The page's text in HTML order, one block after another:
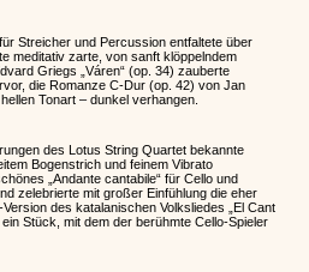
Streicher und Percussion entfaltete über
meditativ zarte, von sanft klöppelndem
Griegs „Váren“ (op. 34) zauberte
die Romanze C-Dur (op. 42) von Jan
Tonart – dunkel verhangen.
des Lotus String Quartet bekannte
Bogenstrich und feinem Vibrato
„Andante cantabile“ für Cello und
zelebrierte mit großer Einfühlung die eher
des katalanischen Volksliedes „El Cant
Stück, mit dem der berühmte Cello-Spieler